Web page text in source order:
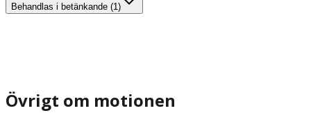
Behandlas i betänkande (1)
Övrigt om motionen